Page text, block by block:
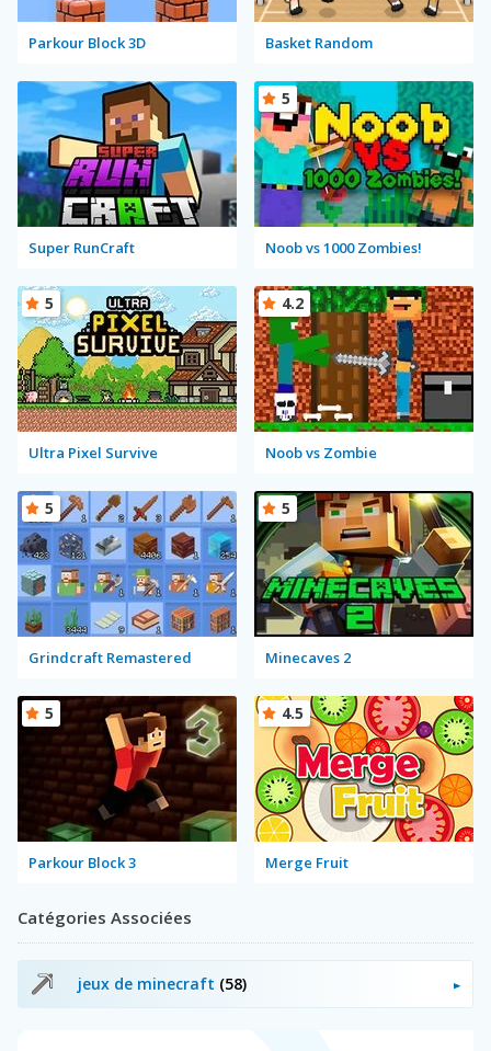
Parkour Block 3D Basket Random
Super RunCraft Noob vs 1000 Zombies!
5
Ultra Pixel Survive
5
Noob vs Zombie
4.2
Grindcraft Remastered
5
Minecaves 2
5
Parkour Block 3
5
Merge Fruit
4.5
Catégories Associées
jeux de minecraft (58)